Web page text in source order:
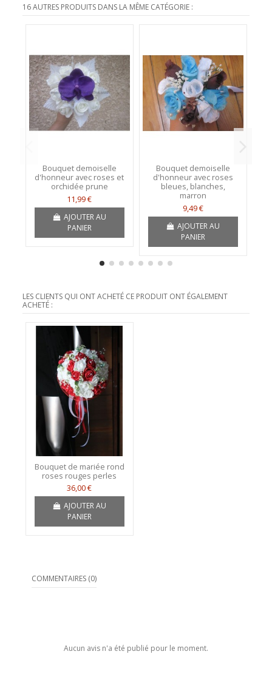
16 AUTRES PRODUITS DANS LA MÊME CATÉGORIE :
Bouquet demoiselle
d'honneur avec roses et
orchidée prune
11,99 €
AJOUTER AU
PANIER
Bouquet demoiselle
d'honneur avec roses
bleues, blanches,
marron
9,49 €
AJOUTER AU
PANIER
LES CLIENTS QUI ONT ACHETÉ CE PRODUIT ONT ÉGALEMENT
ACHETÉ :
Bouquet de mariée rond
roses rouges perles
36,00 €
AJOUTER AU
PANIER
COMMENTAIRES (0)
Aucun avis n'a été publié pour le moment.